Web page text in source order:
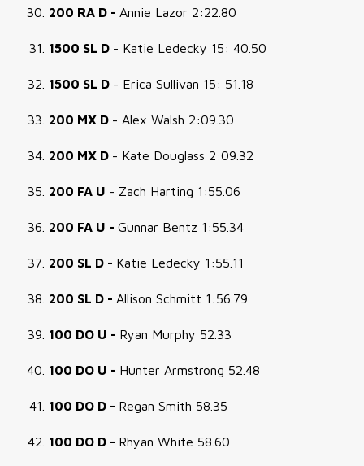
200 RA D - Annie Lazor 2:22.80
1500 SL D - Katie Ledecky 15: 40.50
1500 SL D - Erica Sullivan 15: 51.18
200 MX D - Alex Walsh 2:09.30
200 MX D - Kate Douglass 2:09.32
200 FA U - Zach Harting 1:55.06
200 FA U - Gunnar Bentz 1:55.34
200 SL D - Katie Ledecky 1:55.11
200 SL D - Allison Schmitt 1:56.79
100 DO U - Ryan Murphy 52.33
100 DO U - Hunter Armstrong 52.48
100 DO D - Regan Smith 58.35
100 DO D - Rhyan White 58.60